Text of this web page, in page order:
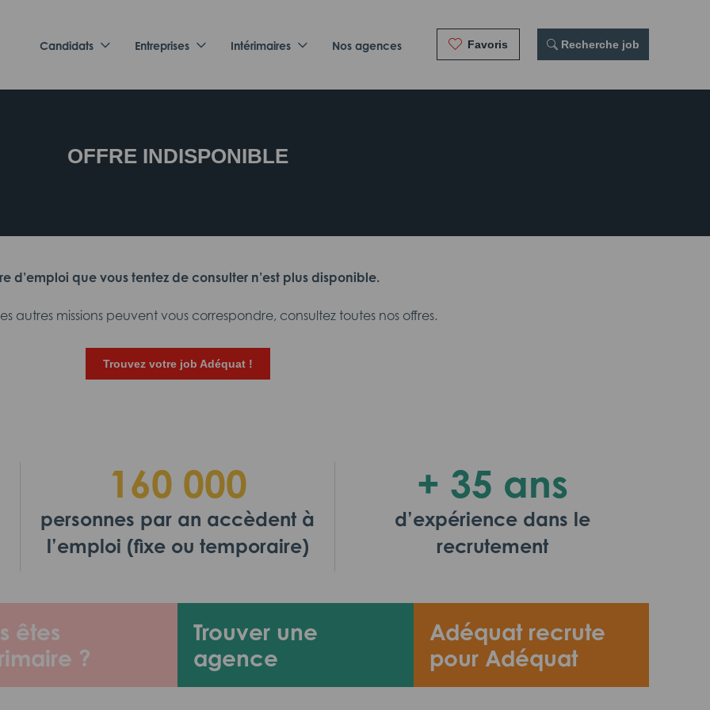
Candidats Entreprises Intérimaires Nos agences Favoris Recherche job
OFFRE INDISPONIBLE
d’emploi que vous tentez de consulter n’est plus disponible.
autres missions peuvent vous correspondre, consultez toutes nos offres.
Trouvez votre job Adéquat !
êtes
?
Trouver une
agence
Adéquat recrute
pour Adéquat
160 000
personnes par an accèdent à
l’emploi (fixe ou temporaire)
+ 35 ans
d’expérience dans le
recrutement